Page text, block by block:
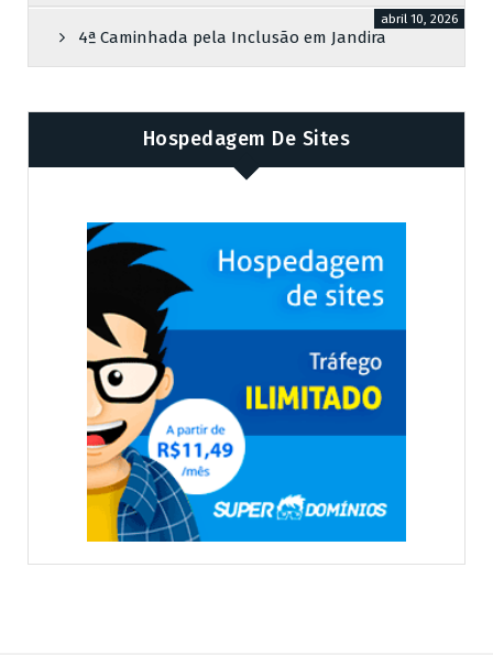
4ª Caminhada pela Inclusão em Jandira
abril 10, 2026
Hospedagem De Sites